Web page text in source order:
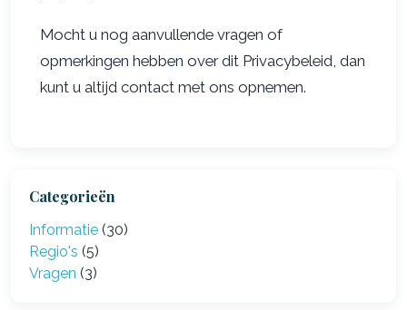
Mocht u nog aanvullende vragen of
opmerkingen hebben over dit Privacybeleid, dan
kunt u altijd contact met ons opnemen.
Categorieën
Informatie (30)
Regio's (5)
Vragen (3)